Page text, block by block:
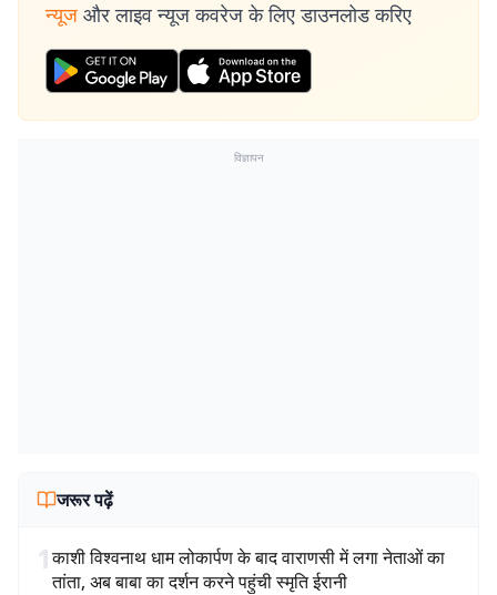
न्यूज और लाइव न्यूज कवरेज के लिए डाउनलोड करिए
विज्ञापन
जरूर पढ़ें
1काशी विश्वनाथ धाम लोकार्पण के बाद वाराणसी में लगा नेताओं का
तांता, अब बाबा का दर्शन करने पहुंची स्मृति ईरानी